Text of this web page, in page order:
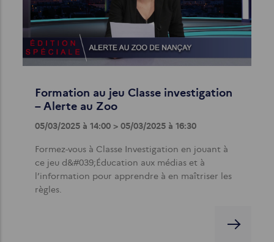
Formation au jeu Classe investigation
– Alerte au Zoo
05/03/2025 à 14:00 > 05/03/2025 à 16:30
Formez-vous à Classe Investigation en jouant à
ce jeu d&#039;Éducation aux médias et à
l’information pour apprendre à en maîtriser les
règles.